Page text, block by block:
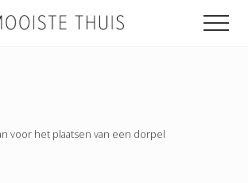
voor het plaatsen van een dorpel